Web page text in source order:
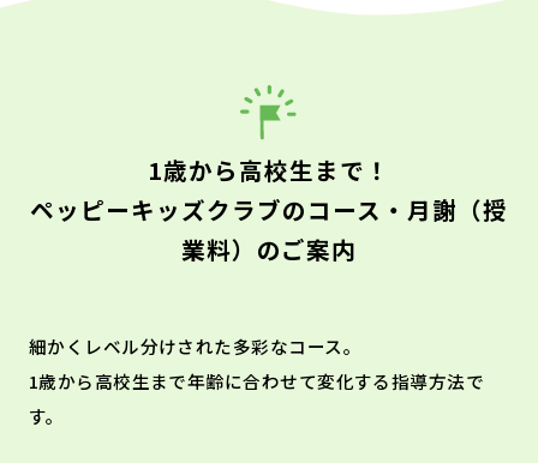
1歳から高校生まで！
ペッピーキッズクラブのコース・月謝（授
業料）のご案内
細かくレベル分けされた多彩なコース。
1歳から高校生まで年齢に合わせて変化する指導方法で
す。